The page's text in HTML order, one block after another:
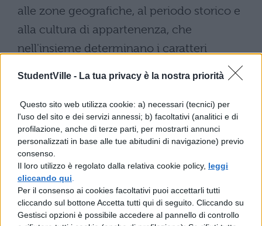
StudentVille - La tua privacy è la nostra priorità
Questo sito web utilizza cookie: a) necessari (tecnici) per
l'uso del sito e dei servizi annessi; b) facoltativi (analitici e di
profilazione, anche di terze parti, per mostrarti annunci
personalizzati in base alle tue abitudini di navigazione) previo
consenso.
Il loro utilizzo è regolato dalla relativa cookie policy, leggi
cliccando qui
Per il consenso ai cookies facoltativi puoi accettarli tutti
cliccando sul bottone Accetta tutti qui di seguito. Cliccando su
Gestisci opzioni è possibile accedere al pannello di controllo
alle zone geografiche, al periodo storico e
alla cultura di appartenenza, che
nell'insieme determinano i caratteri
diversi tra loro, tuttavia sono
interdipendenti: ad esempio, i bambini e le
bambine vengono educati in maniera
totalmente differente, in modo che nei
primi vengano sviluppate le caratteristiche
peculiari dell'uomo, mentre nell'altra quelle
della donna.